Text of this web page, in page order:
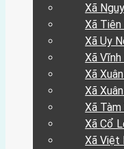
Trang Chủ
Xã
Xã
Xã Uy
Xã
Xã
Xã
Xã Tàm
Xã Cổ
Xã Việt